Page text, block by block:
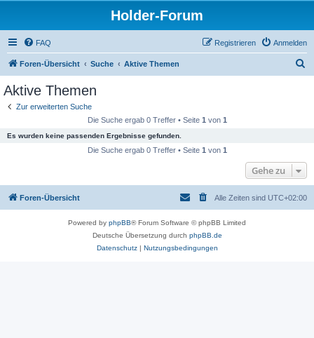
Holder-Forum
FAQ Anmelden
Registrieren
Foren-Übersicht Suche Aktive Themen
Aktive Themen
Zur erweiterten Suche
Die Suche ergab 0 Treffer • Seite 1 von 1
Es wurden keine passenden Ergebnisse gefunden.
Die Suche ergab 0 Treffer • Seite 1 von 1
Gehe zu
Foren-Übersicht Alle Zeiten sind UTC+02:00
Powered by phpBB® Forum Software © phpBB Limited
Deutsche Übersetzung durch phpBB.de
Datenschutz| Nutzungsbedingungen